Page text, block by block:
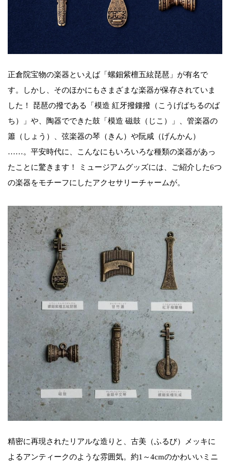
正倉院宝物の楽器といえば「螺鈿紫檀五絃琵琶」が有名で
す。しかし、そのほかにもさまざまな楽器が保存されていま
した！ 琵琶の撥である「模造 紅牙撥鏤撥（こうげばちるのば
ち）」や、陶器でできた鼓「模造 磁鼓（じこ）」、管楽器の
簫（しょう）、弦楽器の琴（きん）や阮咸（げんかん）
……。平安時代に、こんなにもいろいろな種類の楽器があっ
たことに驚きます！ ミュージアムグッズには、ご紹介した6つ
の楽器をモチーフにしたアクセサリーチャームが。
精密に再現されたリアルな造りと、古美（ふるび）メッキに
よるアンティークのような雰囲気。約1～4cmのかわいいミニ